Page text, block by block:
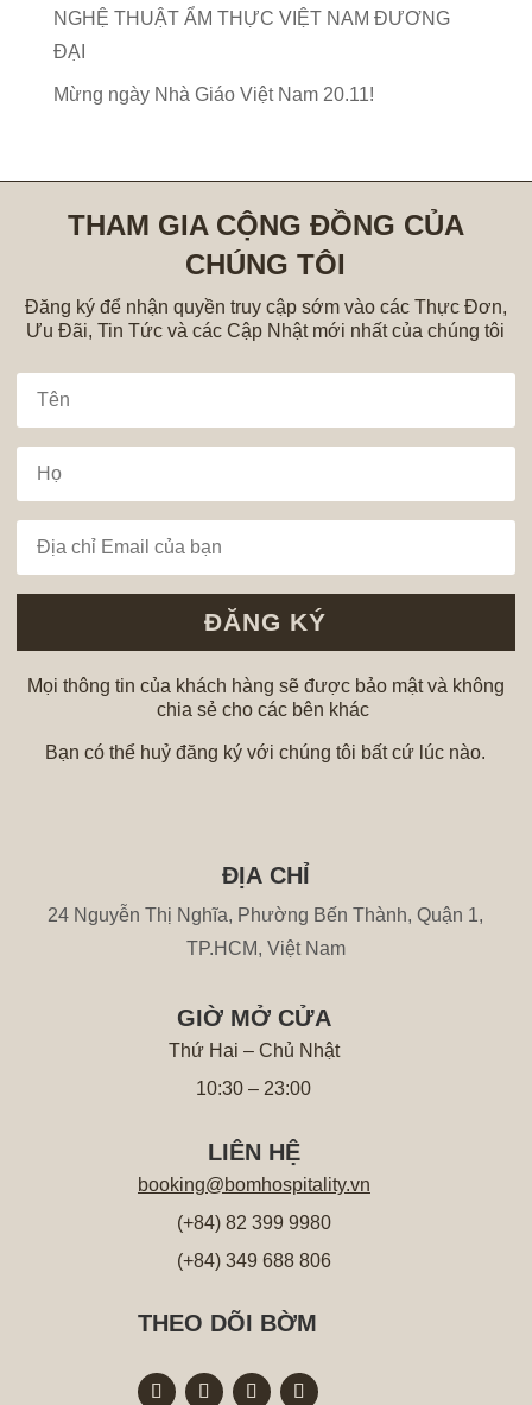
NGHỆ THUẬT ẨM THỰC VIỆT NAM ĐƯƠNG
ĐẠI
Mừng ngày Nhà Giáo Việt Nam 20.11!
THAM GIA CỘNG ĐỒNG CỦA
CHÚNG TÔI
Đăng ký để nhận quyền truy cập sớm vào các Thực Đơn,
Ưu Đãi, Tin Tức và các Cập Nhật mới nhất của chúng tôi
ĐĂNG KÝ
Mọi thông tin của khách hàng sẽ được bảo mật và không
chia sẻ cho các bên khác
Bạn có thể huỷ đăng ký với chúng tôi bất cứ lúc nào.
ĐỊA CHỈ
24 Nguyễn Thị Nghĩa, Phường Bến Thành, Quận 1,
TP.HCM, Việt Nam
GIỜ MỞ CỬA
Thứ Hai – Chủ Nhật
10:30 – 23:00
LIÊN HỆ
booking@bomhospitality.vn
(+84) 82 399 9980
(+84) 349 688 806
THEO DÕI BỜM